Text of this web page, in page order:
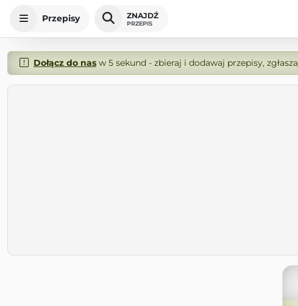
Przepisy ZNAJDŹ
PRZEPIS
Dołącz do nasw 5 sekund - zbieraj i dodawaj przepisy,